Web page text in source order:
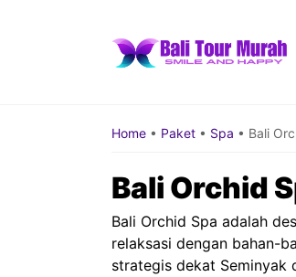
Home • Paket • Spa • Bali
Bali Orchid
Bali Orchid Spa adalah
relaksasi dengan bahan-
strategis dekat Seminyak